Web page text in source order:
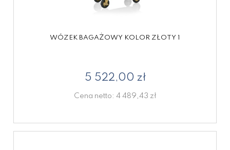
WÓZEK BAGAŻOWY KOLOR ZŁOTY 1
5 522,00 zł
Cena netto: 4 489,43 zł